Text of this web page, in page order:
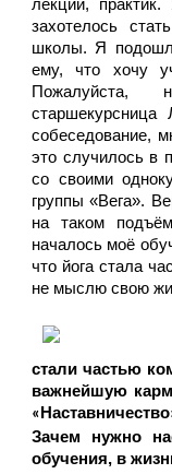
лекций,
захотелось
школы. Я
ему, что хочу
Пожалуйста,
собеседование,
это случилось в
со своими
группы «Вега».
на таком
началось моё
что йога стала
не мыслю свою
стали частью
« Наставничество
Зачем нужно
обучения, в